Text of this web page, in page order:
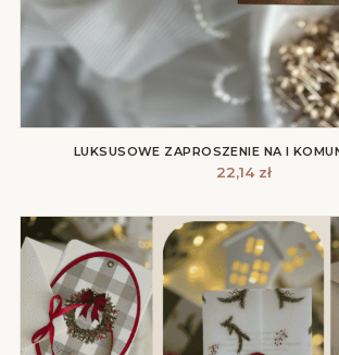
LUKSUSOWE ZAPROSZENIE NA I
22,14 zł